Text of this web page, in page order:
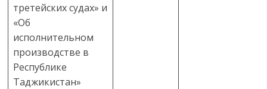
третейских судах» и
«Об
исполнительном
производстве в
Республике
Таджикистан»